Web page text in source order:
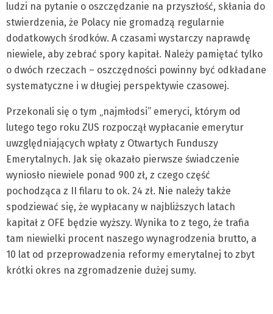
ludzi na pytanie o oszczędzanie na przyszłość, skłania do
stwierdzenia, że Polacy nie gromadzą regularnie
dodatkowych środków. A czasami wystarczy naprawdę
niewiele, aby zebrać spory kapitał. Należy pamiętać tylko
o dwóch rzeczach – oszczędności powinny być odkładane
systematyczne i w długiej perspektywie czasowej.
Przekonali się o tym „najmłodsi” emeryci, którym od
lutego tego roku ZUS rozpoczął wypłacanie emerytur
uwzględniających wpłaty z Otwartych Funduszy
Emerytalnych. Jak się okazało pierwsze świadczenie
wyniosło niewiele ponad 900 zł, z czego część
pochodząca z II filaru to ok. 24 zł. Nie należy także
spodziewać się, że wypłacany w najbliższych latach
kapitał z OFE będzie wyższy. Wynika to z tego, że trafia
tam niewielki procent naszego wynagrodzenia brutto, a
10 lat od przeprowadzenia reformy emerytalnej to zbyt
krótki okres na zgromadzenie dużej sumy.